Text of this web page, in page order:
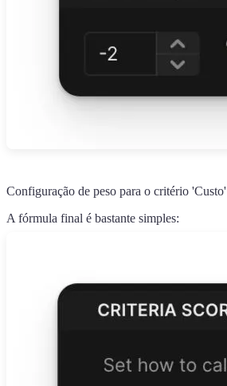
Configuração de peso para o critério 'Custo'
A fórmula final é bastante simples: